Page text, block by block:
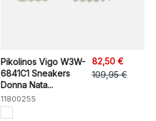
Pikolinos Vigo W3W-
6841C1 Sneakers
Donna Nata...
11800255
82,50 €
109,95 €